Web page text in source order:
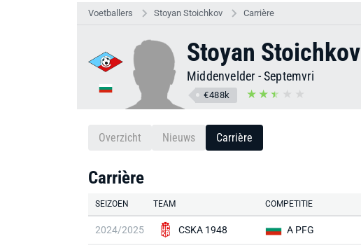
Voetballers Stoyan Stoichkov Carrière
Stoyan Stoichkov
Middenvelder -Septemvri
€488k
Overzicht Nieuws Carrière
Carrière
SEIZOEN TEAM COMPETITIE
2024/2025 CSKA 1948 A PFG